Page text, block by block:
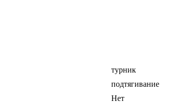
турник
подтягивание
Нет